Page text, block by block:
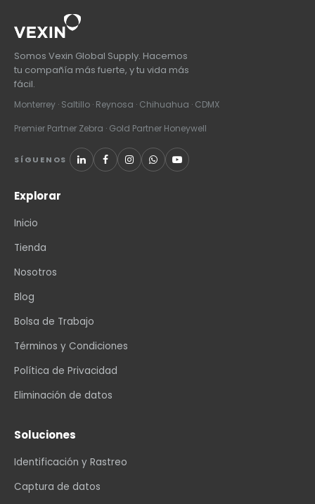
Somos Vexin Global Supply. Hacemos
tu compañía más fuerte, y tu vida más
fácil.
Monterrey · Saltillo · Reynosa · Chihuahua · CDMX
Premier Partner Zebra · Gold Partner Honeywell
SÍGUENOS
Explorar
Inicio
Tienda
Nosotros
Blog
Bolsa de Trabajo
Términos y Condiciones
Política de Privacidad
Eliminación de datos
Soluciones
Identificación y Rastreo
Captura de datos